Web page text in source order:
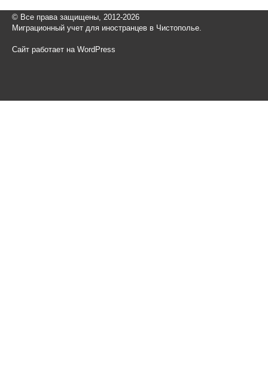
© Все права защищены, 2012-2026
Миграционный учет для иностранцев в Чистополье.
Сайт работает на WordPress